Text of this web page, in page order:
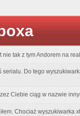
nie tak z tym Andorem na
Do tego
Ciebie ciąg w nazwie
Chociaż wyszukiwarka